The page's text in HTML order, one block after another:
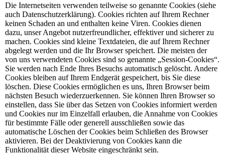
Die Internetseiten verwenden teilweise so genannte Cookies (siehe
auch Datenschutzerklärung). Cookies richten auf Ihrem Rechner
keinen Schaden an und enthalten keine Viren. Cookies dienen
dazu, unser Angebot nutzerfreundlicher, effektiver und sicherer zu
machen. Cookies sind kleine Textdateien, die auf Ihrem Rechner
abgelegt werden und die Ihr Browser speichert. Die meisten der
von uns verwendeten Cookies sind so genannte „Session-Cookies“.
Sie werden nach Ende Ihres Besuchs automatisch gelöscht. Andere
Cookies bleiben auf Ihrem Endgerät gespeichert, bis Sie diese
löschen. Diese Cookies ermöglichen es uns, Ihren Browser beim
nächsten Besuch wiederzuerkennen. Sie können Ihren Browser so
einstellen, dass Sie über das Setzen von Cookies informiert werden
und Cookies nur im Einzelfall erlauben, die Annahme von Cookies
für bestimmte Fälle oder generell ausschließen sowie das
automatische Löschen der Cookies beim Schließen des Browser
aktivieren. Bei der Deaktivierung von Cookies kann die
Funktionalität dieser Website eingeschränkt sein.